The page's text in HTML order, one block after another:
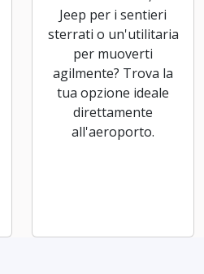
Jeep per i sentieri
sterrati o un'utilitaria
per muoverti
agilmente? Trova la
tua opzione ideale
direttamente
all'aeroporto.